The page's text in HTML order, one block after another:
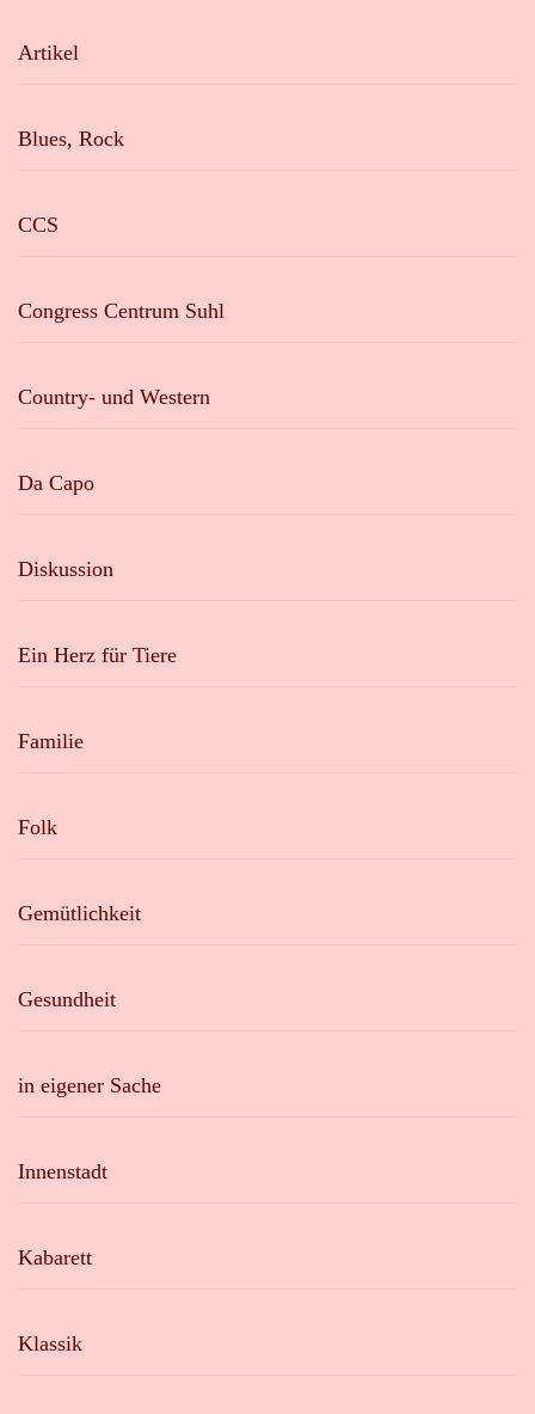
Artikel
Blues, Rock
CCS
Congress Centrum Suhl
Country- und Western
Da Capo
Diskussion
Ein Herz für Tiere
Familie
Folk
Gemütlichkeit
Gesundheit
in eigener Sache
Innenstadt
Kabarett
Klassik